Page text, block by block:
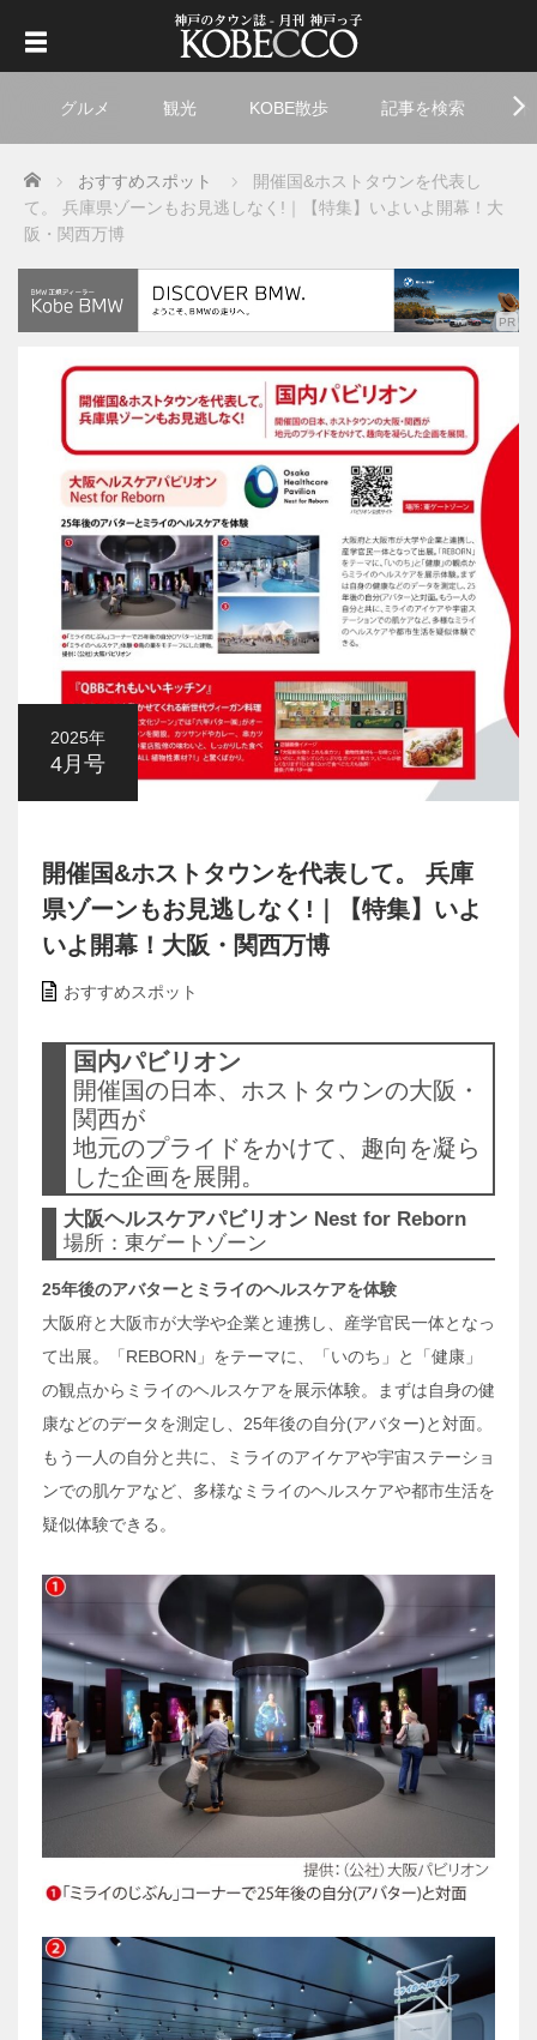
グルメ 観光 KOBE散歩 記事を検索
Home おすすめスポット
開催国&ホストタウンを代表し
て。 兵庫県ゾーンもお見逃しなく!｜【特集】いよいよ開幕！大
阪・関西万博
2025年
4月号
開催国&ホストタウンを代表して。 兵庫
県ゾーンもお見逃しなく!｜【特集】いよ
いよ開幕！大阪・関西万博
おすすめスポット
国内パビリオン
開催国の日本、ホストタウンの大阪・
関西が
地元のプライドをかけて、趣向を凝ら
した企画を展開。
大阪ヘルスケアパビリオン Nest for Reborn
場所：東ゲートゾーン
25年後のアバターとミライのヘルスケアを体験
大阪府と大阪市が大学や企業と連携し、産学官民一体となっ
て出展。「REBORN」をテーマに、「いのち」と「健康」
の観点からミライのヘルスケアを展示体験。まずは自身の健
康などのデータを測定し、25年後の自分(アバター)と対面。
もう一人の自分と共に、ミライのアイケアや宇宙ステーショ
ンでの肌ケアなど、多様なミライのヘルスケアや都市生活を
疑似体験できる。